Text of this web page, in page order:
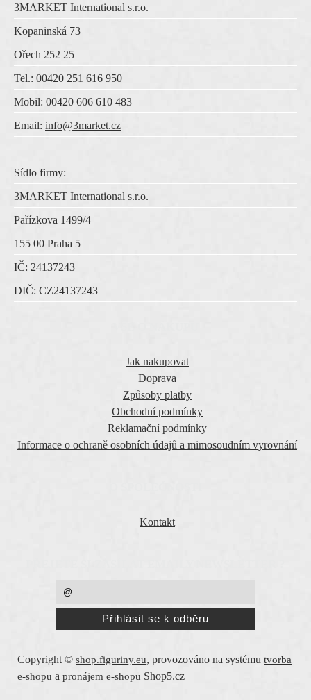
3MARKET International s.r.o.
Kopaninská 73
Ořech 252 25
Tel.: 00420 251 616 950
Mobil: 00420 606 610 483
Email: info@3market.cz
Sídlo firmy:
3MARKET International s.r.o.
Pařízkova 1499/4
155 00 Praha 5
IČ: 24137243
DIČ: CZ24137243
Jak nakupovat
Doprava
Způsoby platby
Obchodní podmínky
Reklamační podmínky
Informace o ochraně osobních údajů a mimosoudním vyrovnání
Kontakt
Copyright © shop.figuriny.eu, provozováno na systému tvorba
e-shopu a pronájem e-shopu Shop5.cz